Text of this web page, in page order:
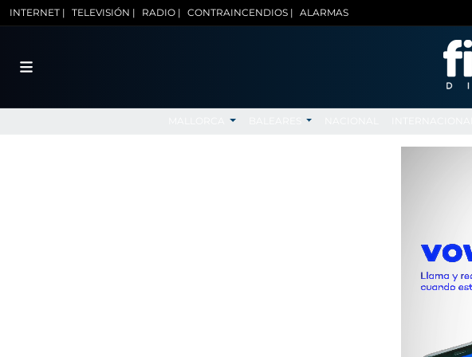
INTERNET | TELEVISIÓN | RADIO | CONTRAINCENDIOS | ALARMAS